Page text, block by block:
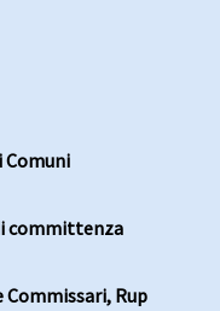
Comuni
committenza
Commissari, Rup